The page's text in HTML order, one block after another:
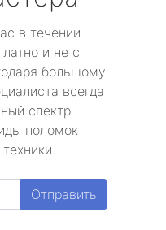
в течении
и не с
большому
всегда
спектр
поломок
Отправить